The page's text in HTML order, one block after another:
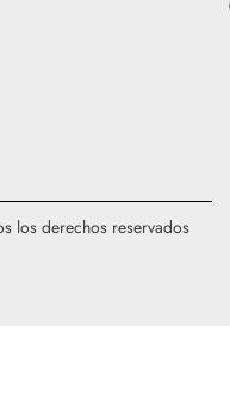
los derechos reservados